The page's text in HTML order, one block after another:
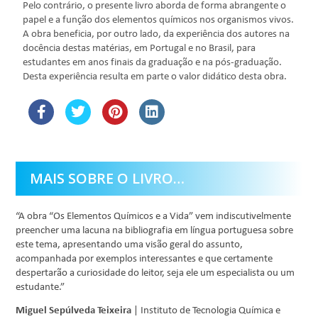
Pelo contrário, o presente livro aborda de forma abrangente o
papel e a função dos elementos químicos nos organismos vivos.
A obra beneficia, por outro lado, da experiência dos autores na
docência destas matérias, em Portugal e no Brasil, para
estudantes em anos finais da graduação e na pós-graduação.
Desta experiência resulta em parte o valor didático desta obra.
MAIS SOBRE O LIVRO…
“A obra “Os Elementos Químicos e a Vida” vem indiscutivelmente
preencher uma lacuna na bibliografia em língua portuguesa sobre
este tema, apresentando uma visão geral do assunto,
acompanhada por exemplos interessantes e que certamente
despertarão a curiosidade do leitor, seja ele um especialista ou um
estudante.”
Miguel Sepúlveda Teixeira | Instituto de Tecnologia Química e